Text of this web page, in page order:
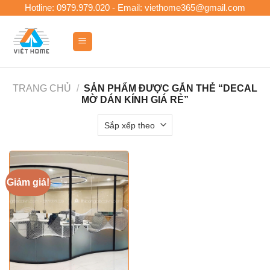
content
Hotline: 0979.979.020 - Email: viethome365@gmail.com
TRANG CHỦ / SẢN PHẨM ĐƯỢC GẮN THẺ “DECAL
MỜ DÁN KÍNH GIÁ RẺ”
Giảm giá!